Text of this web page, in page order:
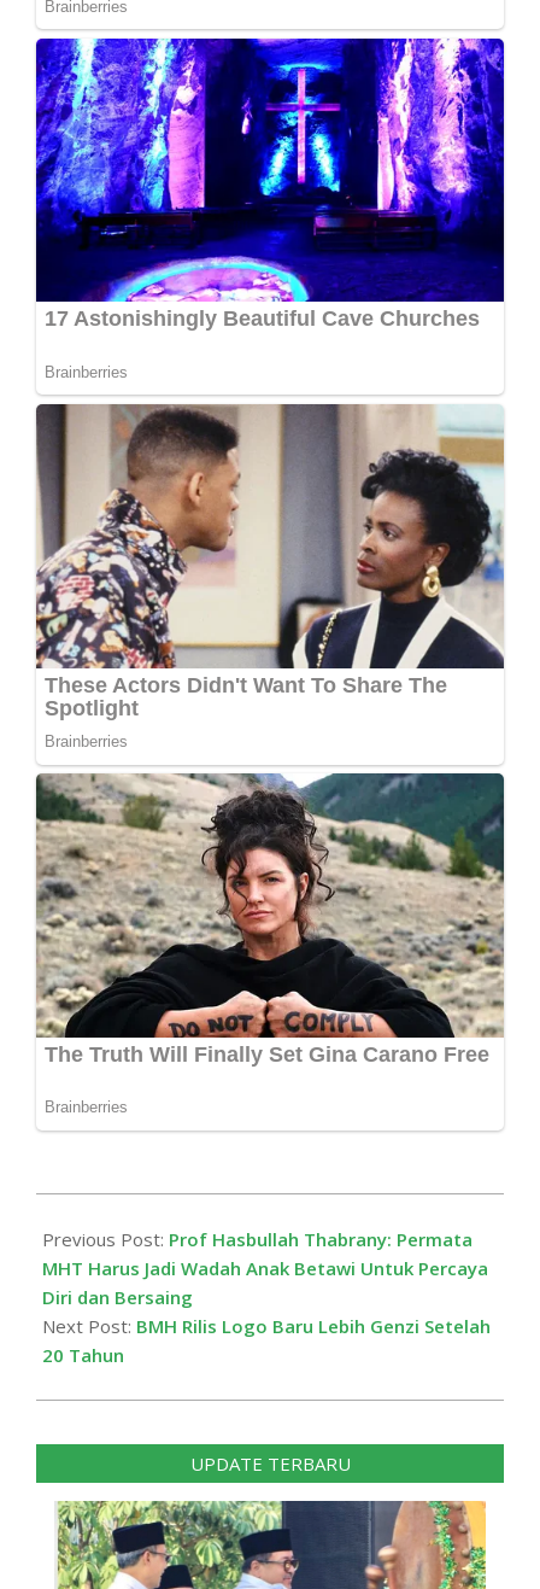
08-
27
Previous Post: Prof Hasbullah Thabrany: Permata
MHT Harus Jadi Wadah Anak Betawi Untuk Percaya
Diri dan Bersaing
Next Post: BMH Rilis Logo Baru Lebih Genzi Setelah
20 Tahun
UPDATE TERBARU